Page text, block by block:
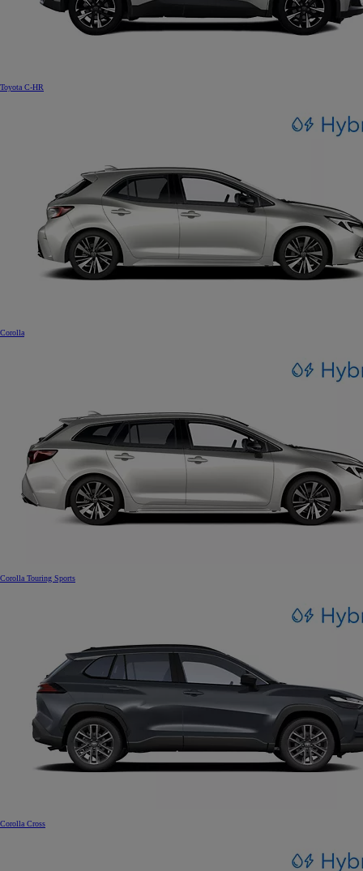
Toyota C-HR
Corolla
Corolla Touring Sports
Corolla Cross